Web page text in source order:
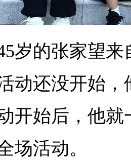
岁的张家望
动还没开始
开始后，他
场活动。